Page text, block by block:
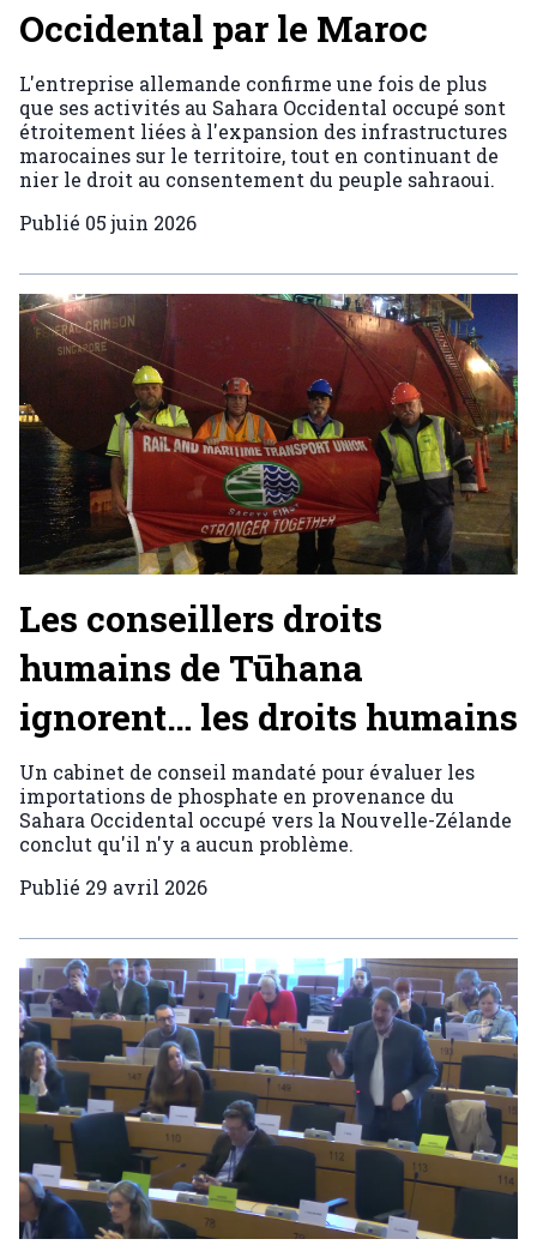
Occidental par le Maroc
L'entreprise allemande confirme une fois de plus
que ses activités au Sahara Occidental occupé sont
étroitement liées à l'expansion des infrastructures
marocaines sur le territoire, tout en continuant de
nier le droit au consentement du peuple sahraoui.
Publié 05 juin 2026
Les conseillers droits
humains de Tūhana
ignorent… les droits humains
Un cabinet de conseil mandaté pour évaluer les
importations de phosphate en provenance du
Sahara Occidental occupé vers la Nouvelle-Zélande
conclut qu'il n'y a aucun problème.
Publié 29 avril 2026